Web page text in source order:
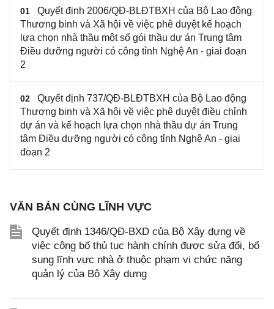
01
Quyết định 2006/QĐ-BLĐTBXH của Bộ Lao động
Thương binh và Xã hội về việc phê duyệt kế hoạch
lựa chọn nhà thầu một số gói thầu dự án Trung tâm
Điều dưỡng người có công tỉnh Nghệ An - giai đoạn
2
02
Quyết định 737/QĐ-BLĐTBXH của Bộ Lao động
Thương binh và Xã hội về việc phê duyệt điều chỉnh
dự án và kế hoạch lựa chọn nhà thầu dự án Trung
tâm Điều dưỡng người có công tỉnh Nghệ An - giai
đoạn 2
VĂN BẢN CÙNG LĨNH VỰC
Quyết định 1346/QĐ-BXD của Bộ Xây dựng về
việc công bố thủ tục hành chính được sửa đổi, bổ
sung lĩnh vực nhà ở thuộc phạm vi chức năng
quản lý của Bộ Xây dựng